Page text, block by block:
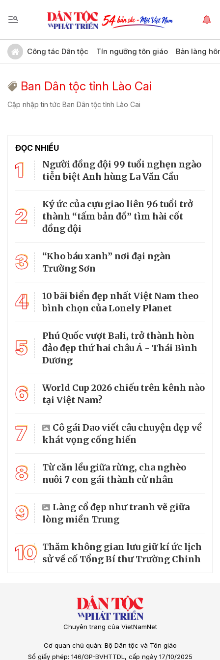
Công tác Dân tộc Tín ngưỡng tôn giáo Bản làng
Ban Dân tộc tỉnh Lào Cai
Cập nhập tin tức Ban Dân tộc tỉnh Lào Cai
ĐỌC NHIỀU
1
Người đồng đội 99 tuổi nghẹn ngào
tiễn biệt Anh hùng La Văn Cầu
2
Ký ức của cựu giao liên 96 tuổi trở
thành “tấm bản đồ” tìm hài cốt
đồng đội
3
“Kho báu xanh” nơi đại ngàn
Trường Sơn
4
10 bãi biển đẹp nhất Việt Nam theo
bình chọn của Lonely Planet
5
Phú Quốc vượt Bali, trở thành hòn
đảo đẹp thứ hai châu Á - Thái Bình
Dương
6
World Cup 2026 chiếu trên kênh nào
tại Việt Nam?
7
Cô gái Dao viết câu chuyện đẹp về
khát vọng cống hiến
8
Từ căn lều giữa rừng, cha nghèo
nuôi 7 con gái thành cử nhân
9
Làng cổ đẹp như tranh vẽ giữa
lòng miền Trung
10 Thăm không gian lưu giữ kí ức lịch
sử về cố Tổng Bí thư Trường Chinh
Chuyên trang của VietNamNet
Cơ quan chủ quản: Bộ Dân tộc và Tôn giáo
Số giấy phép: 146/GP-BVHTTDL, cấp ngày 17/10/2025